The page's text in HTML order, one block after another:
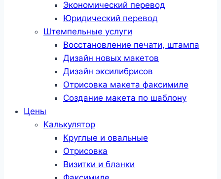
Экономический перевод
Юридический перевод
Штемпельные услуги
Восстановление печати, штампа
Дизайн новых макетов
Дизайн эксилибрисов
Отрисовка макета факсимиле
Создание макета по шаблону
Цены
Калькулятор
Круглые и овальные
Отрисовка
Визитки и бланки